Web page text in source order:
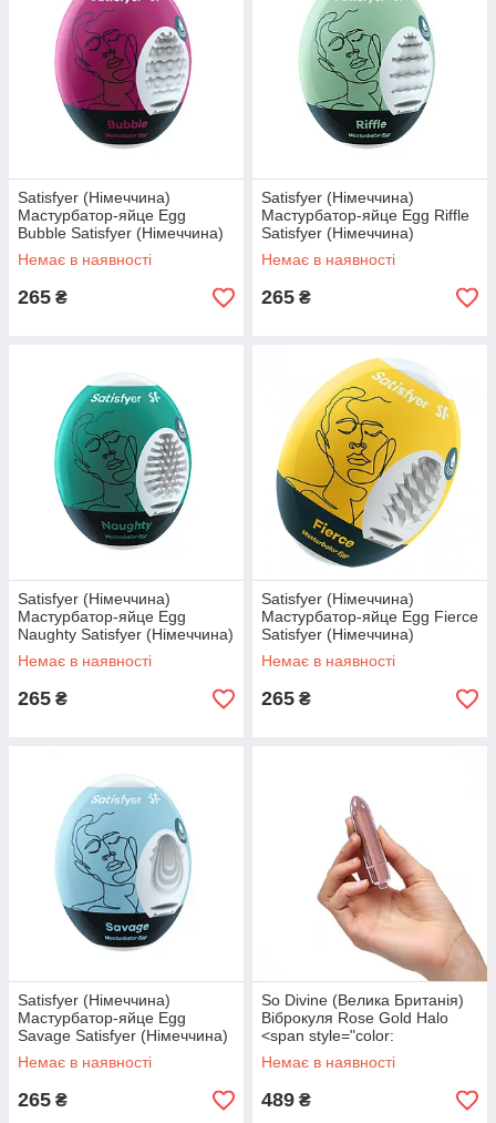
Satisfyer (Німеччина)
Мастурбатор-яйце Egg
Bubble Satisfyer (Німеччина)
Немає в наявності
265 ₴
Satisfyer (Німеччина)
Мастурбатор-яйце Egg Riffle
Satisfyer (Німеччина)
Немає в наявності
265 ₴
Satisfyer (Німеччина)
Мастурбатор-яйце Egg
Naughty Satisfyer (Німеччина)
Немає в наявності
265 ₴
Satisfyer (Німеччина)
Мастурбатор-яйце Egg Fierce
Satisfyer (Німеччина)
Немає в наявності
265 ₴
Satisfyer (Німеччина)
Мастурбатор-яйце Egg
Savage Satisfyer (Німеччина)
Немає в наявності
265 ₴
So Divine (Велика Британія)
Віброкуля Rose Gold Halo
<span style="color:
#a20006;">Незначний дефект
пакування</span> So Divine
Немає в наявності
489 ₴